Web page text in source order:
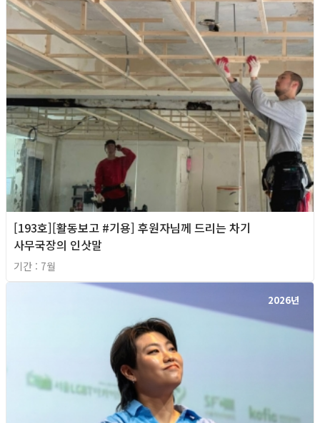
[193호][활동보고 #기용] 후원자님께 드리는 차기
사무국장의 인삿말
기간 : 7월
2026년